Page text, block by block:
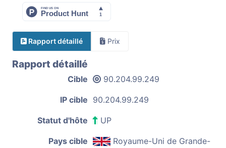
Rapport détaillé Prix
Rapport détaillé
Cible 90.204.99.249
IP cible 90.204.99.249
Statut d'hôte UP
Pays cible
Royaume-Uni de Grande-